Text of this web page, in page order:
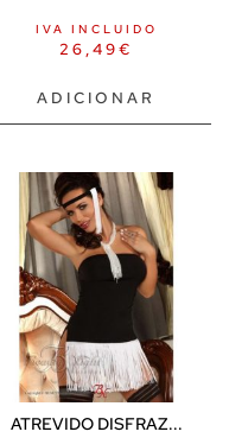
26,49€
IVA INCLUIDO
ADICIONAR
ATREVIDO DISFRAZ...